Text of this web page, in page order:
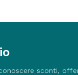
sconti,